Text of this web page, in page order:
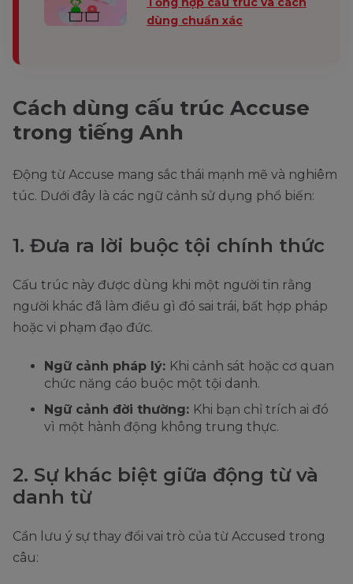
dùng chuẩn xác
Cách dùng cấu trúc Accuse
trong tiếng Anh
Động từ Accuse mang sắc thái mạnh mẽ và nghiêm
túc. Dưới đây là các ngữ cảnh sử dụng phổ biến:
1. Đưa ra lời buộc tội chính thức
Cấu trúc này được dùng khi một người tin rằng
người khác đã làm điều gì đó sai trái, bất hợp pháp
hoặc vi phạm đạo đức.
Ngữ cảnh pháp lý: Khi cảnh sát hoặc cơ quan
chức năng cáo buộc một tội danh.
Ngữ cảnh đời thường: Khi bạn chỉ trích ai đó
vì một hành động không trung thực.
2. Sự khác biệt giữa động từ và
danh từ
Cần lưu ý sự thay đổi vai trò của từ Accused trong
câu: